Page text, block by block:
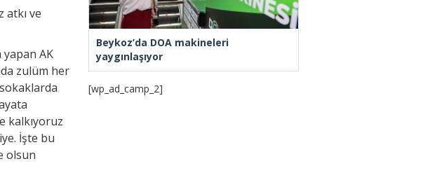
ve
yapan AK
zulüm her
kalkıyoruz
İşte bu
olsun
Beykoz’da DOA makineleri
yaygınlaşıyor
[wp_ad_camp_2]